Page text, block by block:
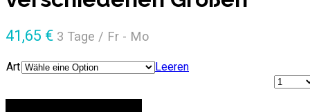
41,65 € 3 Tage / Fr - Mo
Art
Leeren
Anzahl